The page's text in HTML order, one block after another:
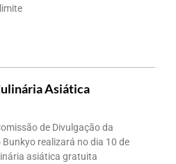
Asiática
de Divulgação da
realizará no dia 10 de
asiática gratuita